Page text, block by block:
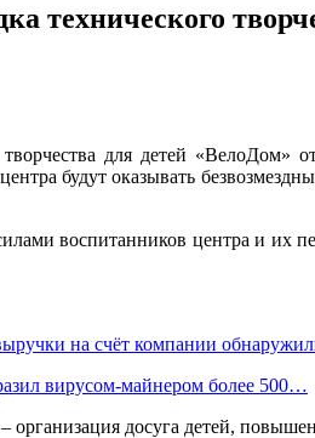
технического
для детей «ВелоДом»
будут оказывать
воспитанников центра и их
на счёт компании
вирусом-майнером более 500…
организация досуга детей,